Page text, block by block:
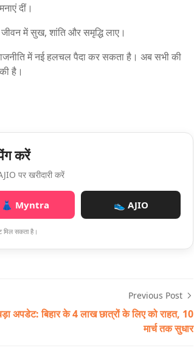
दीं।
में सुख, शांति और समृद्धि लाए।
में नई हलचल पैदा कर सकता है। अब सभी की
है।
करें
पर खरीदारी करें
👗 Myntra 👟 AJIO
मिल सकता है।
Previous Post
अपडेट: बिहार के 4 लाख छात्रों के लिए को राहत, 10
मार्च तक सुधार